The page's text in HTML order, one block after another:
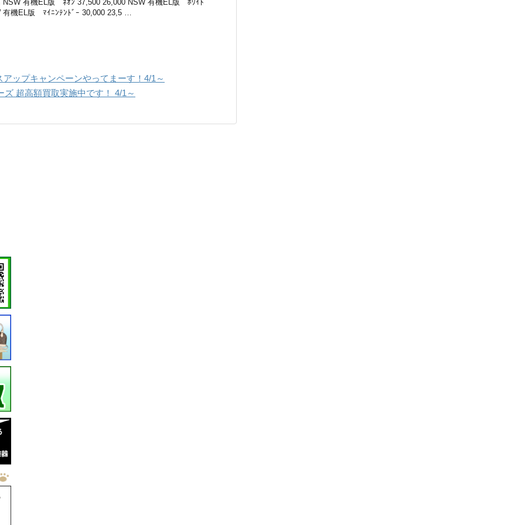
NSW 有機EL版 ﾈｵﾝ 37,500 26,000 NSW 有機EL版 ﾎﾜｲﾄ
有機EL版 ﾏｲﾆﾝﾃﾝﾄﾞｰ 30,000 23,5 …
ップキャンペーンやってまーす！4/1～
超高額買取実施中です！ 4/1～